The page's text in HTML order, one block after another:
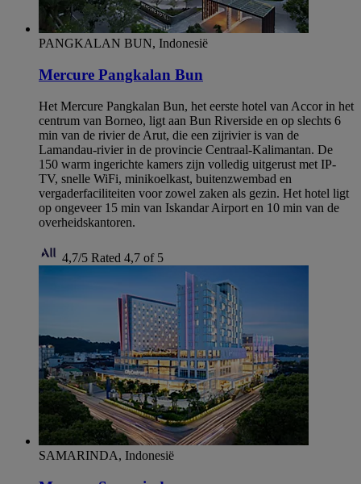
PANGKALAN BUN, Indonesië
Mercure Pangkalan Bun
Het Mercure Pangkalan Bun, het eerste hotel van Accor in het
centrum van Borneo, ligt aan Bun Riverside en op slechts 6
min van de rivier de Arut, die een zijrivier is van de
Lamandau-rivier in de provincie Centraal-Kalimantan. De
150 warm ingerichte kamers zijn volledig uitgerust met IP-
TV, snelle WiFi, minikoelkast, buitenzwembad en
vergaderfaciliteiten voor zowel zaken als gezin. Het hotel ligt
op ongeveer 15 min van Iskandar Airport en 10 min van de
overheidskantoren.
4,7/5 Rated 4,7 of 5
SAMARINDA, Indonesië